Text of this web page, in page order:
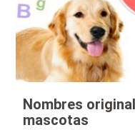
Nombres
mascotas